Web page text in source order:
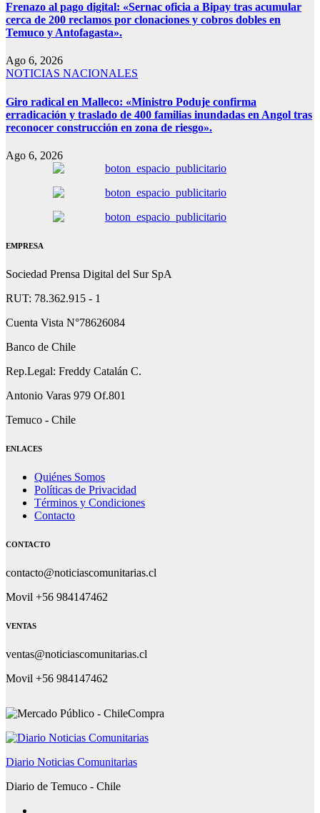
Frenazo al pago digital: «Sernac oficia a Bipay tras acumular
cerca de 200 reclamos por clonaciones y cobros dobles en
Temuco y Antofagasta».
Ago 6, 2026
NOTICIAS NACIONALES
Giro radical en Malleco: «Ministro Poduje confirma
erradicación y traslado de 400 familias inundadas en Angol tras
reconocer construcción en zona de riesgo».
Ago 6, 2026
EMPRESA
Sociedad Prensa Digital del Sur SpA
RUT: 78.362.915 - 1
Cuenta Vista N°78626084
Banco de Chile
Rep.Legal: Freddy Catalán C.
Antonio Varas 979 Of.801
Temuco - Chile
ENLACES
Quiénes Somos
Políticas de Privacidad
Términos y Condiciones
Contacto
CONTACTO
contacto@noticiascomunitarias.cl
Movil +56 984147462
VENTAS
ventas@noticiascomunitarias.cl
Movil +56 984147462
Diario Noticias Comunitarias
Diario de Temuco - Chile